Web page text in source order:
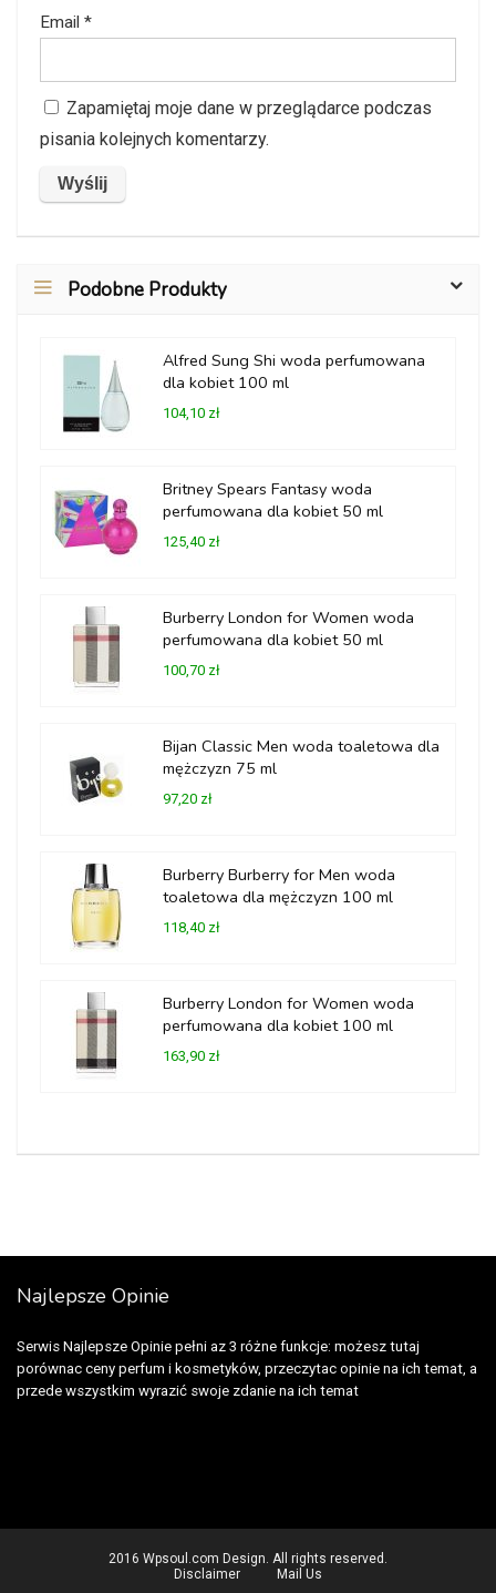
Email *
Zapamiętaj moje dane w przeglądarce podczas
pisania kolejnych komentarzy.
Podobne Produkty
Alfred Sung Shi woda perfumowana
dla kobiet 100 ml
104,10 zł
Britney Spears Fantasy woda
perfumowana dla kobiet 50 ml
125,40 zł
Burberry London for Women woda
perfumowana dla kobiet 50 ml
100,70 zł
Bijan Classic Men woda toaletowa dla
mężczyzn 75 ml
97,20 zł
Burberry Burberry for Men woda
toaletowa dla mężczyzn 100 ml
118,40 zł
Burberry London for Women woda
perfumowana dla kobiet 100 ml
163,90 zł
Najlepsze Opinie
Serwis Najlepsze Opinie pełni az 3 różne funkcje: możesz tutaj
porównac ceny perfum i kosmetyków, przeczytac opinie na ich temat, a
przede wszystkim wyrazić swoje zdanie na ich temat
2016 Wpsoul.com Design. All rights reserved.
Disclaimer
Mail Us